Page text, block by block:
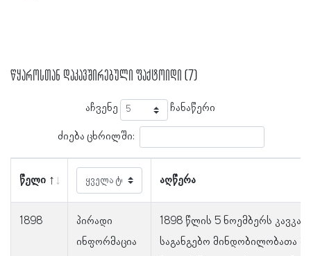
წყაროსთან დაკავშირებული ფაქტოიდი (7)
აჩვენე ჩანაწერი
ძიება ცხრილში:
წელი აღწერა
1898
პირადი
ინფორმაცია
1898 წლის 5 ნოემბერს
საგანგებო მინდობილობათა